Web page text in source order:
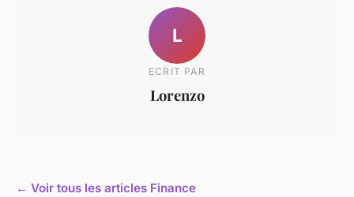
L
ECRIT PAR
Lorenzo
← Voir tous les articles Finance